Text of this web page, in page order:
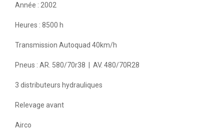
Année : 2002
Heures : 8500 h
Transmission Autoquad 40km/h
Pneus : AR. 580/70r38 | AV. 480/70R28
3 distributeurs hydrauliques
Relevage avant
Airco